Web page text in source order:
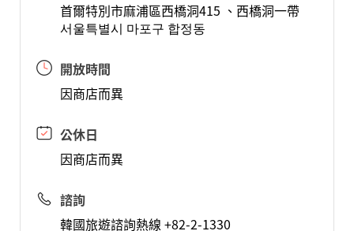
首爾特別市麻浦區西橋洞415 、西橋洞一帶
서울특별시 마포구 합정동
開放時間
因商店而異
公休日
因商店而異
諮詢
韓國旅遊諮詢熱線 +82-2-1330